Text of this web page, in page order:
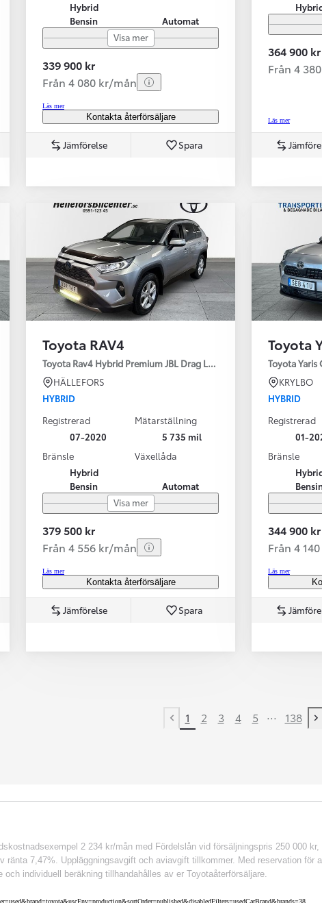
Hybrid
Bensin
Automat
Visa mer
339 900 kr
Från 4 080 kr/mån
Läs mer
Kontakta återförsäljare
Jämförelse Spara
364 900 kr
Från 4
Läs mer
Toyota RAV4
Toyota Rav4 Hybrid Premium JBL Drag Led ramp Vhjul motorv
HÄLLEFORS
HYBRID
Registrerad
07-2020
Mätarställning
5 735 mil
Bränsle
Hybrid
Bensin
Växellåda
Automat
Visa mer
379 500 kr
Från 4 556 kr/mån
Läs mer
Kontakta återförsäljare
Jämförelse Spara
Toyota
Toyota
KRYLBO
HYBRID
Registrerad
01-
Bränsle
344 900 kr
Från 4
Läs mer
Previous page
1 2 3 4 5 ... 138
2 234 kr/mån med Fördelslån vid försäljningspris 250 000
ränta 7,47%. Uppläggningsavgift och aviavgift tillkommer. Med reservation
individuell beräkning tillhandahålles av er Toyotaåterförsäljare.